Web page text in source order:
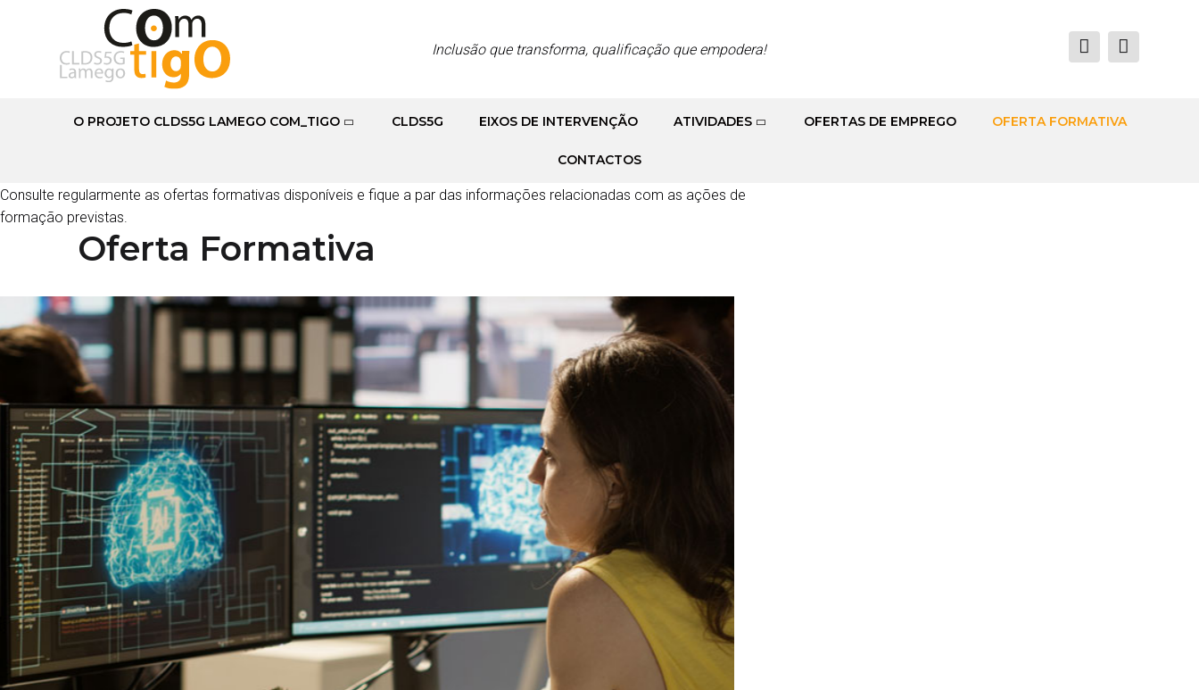
Inclusão que transforma, qualificação que empodera!
O PROJETO CLDS5G LAMEGO COM_TIGO CLDS5G EIXOS DE INTERVENÇÃO ATIVIDADES OFERTAS DE EMPREGO OFERTA FORMATIVA
CONTACTOS
Consulte regularmente as ofertas formativas disponíveis e fique a par das informações relacionadas com as ações de
formação previstas.
Oferta Formativa